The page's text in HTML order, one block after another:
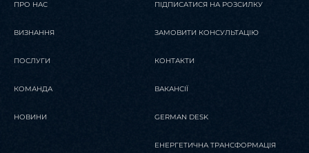
ПРО НАС
ВИЗНАННЯ
ПОСЛУГИ
КОМАНДА
НОВИНИ
ПІДПИСАТИСЯ НА РОЗСИЛКУ
ЗАМОВИТИ КОНСУЛЬТАЦІЮ
КОНТАКТИ
ВАКАНСІЇ
GERMAN DESK
ЕНЕРГЕТИЧНА ТРАНСФОРМАЦІЯ